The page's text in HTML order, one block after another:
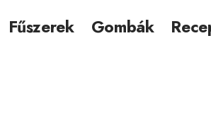
Fűszerek Gombák